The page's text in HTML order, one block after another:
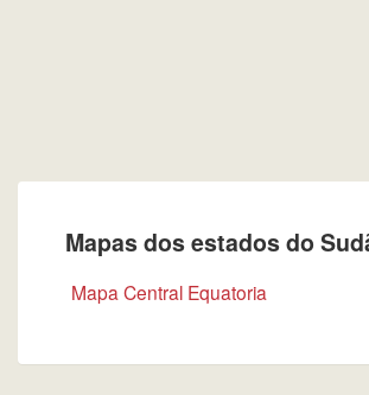
Mapas dos estados do
Mapa Central Equatoria